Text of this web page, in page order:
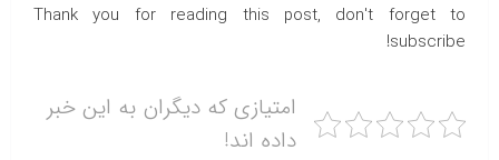
Thank you for reading this post, don't forget to
subscribe!
امتیازی که دیگران به این خبر
داده اند!